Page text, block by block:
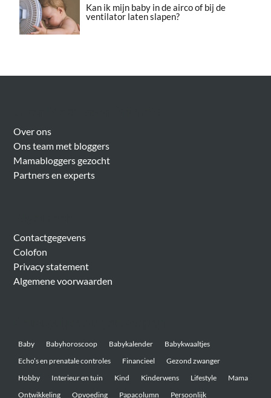
Kan ik mijn baby in de airco of bij de
ventilator laten slapen?
Over ons
Ons team met bloggers
Mamabloggers gezocht
Partners en experts
Contactgegevens
Colofon
Privacy statement
Algemene voorwaarden
Baby Babyhoroscoop Babykalender
Babykwaaltjes
Echo’s en prenatale controles
Financieel
Gezond zwanger
Hobby
Interieur en tuin Kind Kinderwens Lifestyle
Mama
Ontwikkeling
Opvoeding Papacolumn Persoonlijk